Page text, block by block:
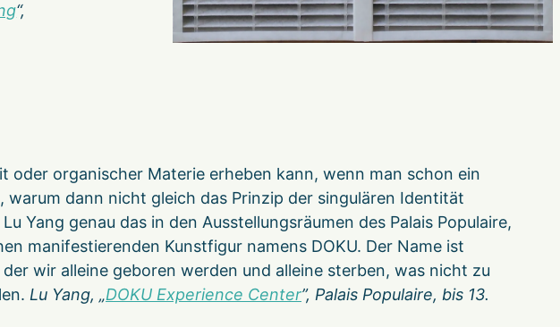
“,
oder organischer Materie erheben kann, wenn man schon ein
dann nicht gleich das Prinzip der singulären Identität
Yang genau das in den Ausstellungsräumen des Palais Populaire,
manifestierenden Kunstfigur namens DOKU. Der Name ist
wir alleine geboren werden und alleine sterben, was nicht zu
Lu Yang, „DOKU Experience Center”, Palais Populaire, bis 13.